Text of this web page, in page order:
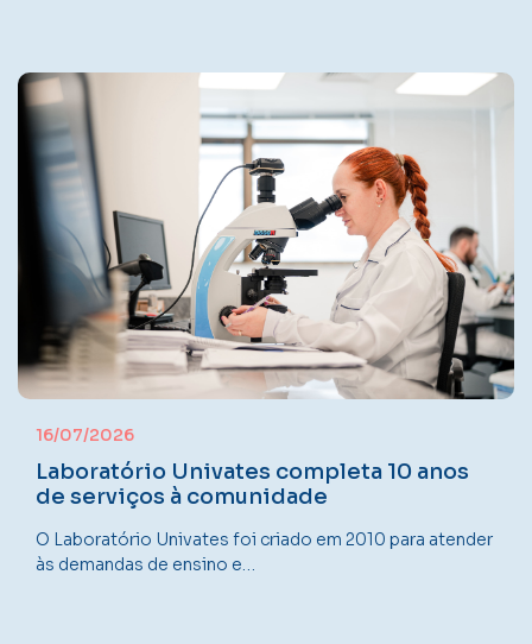
16/07/2026
Laboratório Univates completa 10 anos
de serviços à comunidade
O Laboratório Univates foi criado em 2010 para atender
às demandas de ensino e…